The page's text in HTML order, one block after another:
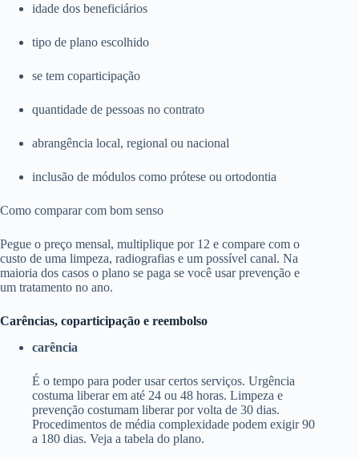
idade dos beneficiários
tipo de plano escolhido
se tem coparticipação
quantidade de pessoas no contrato
abrangência local, regional ou nacional
inclusão de módulos como prótese ou ortodontia
Como comparar com bom senso
Pegue o preço mensal, multiplique por 12 e compare com o
custo de uma limpeza, radiografias e um possível canal. Na
maioria dos casos o plano se paga se você usar prevenção e
um tratamento no ano.
Carências, coparticipação e reembolso
carência
É o tempo para poder usar certos serviços. Urgência
costuma liberar em até 24 ou 48 horas. Limpeza e
prevenção costumam liberar por volta de 30 dias.
Procedimentos de média complexidade podem exigir 90
a 180 dias. Veja a tabela do plano.